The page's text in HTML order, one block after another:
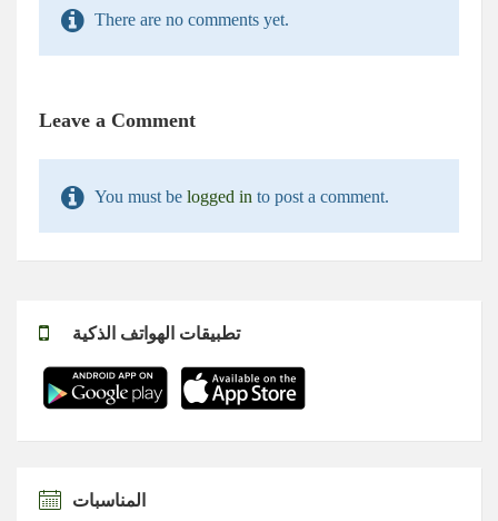
There are no comments yet.
Leave a Comment
You must be logged in to post a comment.
تطبيقات الهواتف الذكية
المناسبات